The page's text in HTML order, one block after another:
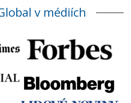
v médiích